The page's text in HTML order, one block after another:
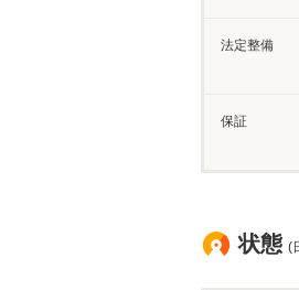
法定整備
保証
状態 (